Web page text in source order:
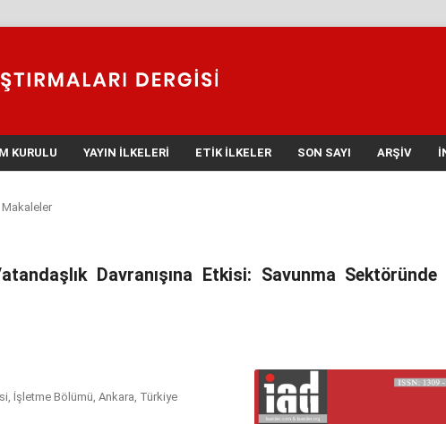
KURULU YAYIN İLKELERI ETIK İLKELER SON SAYI ARŞIV
Makaleler
Davranışına Etkisi: Savunma Sektöründe
İşletme Bölümü, Ankara, Türkiye